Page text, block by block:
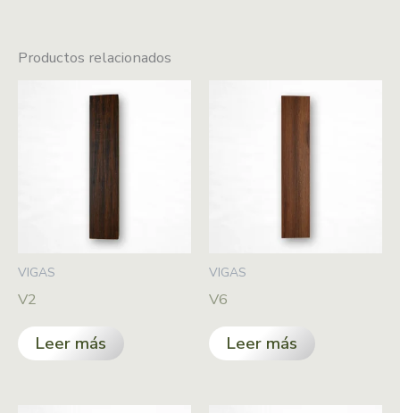
Productos relacionados
VIGAS
V2
Leer más
VIGAS
V6
Leer más